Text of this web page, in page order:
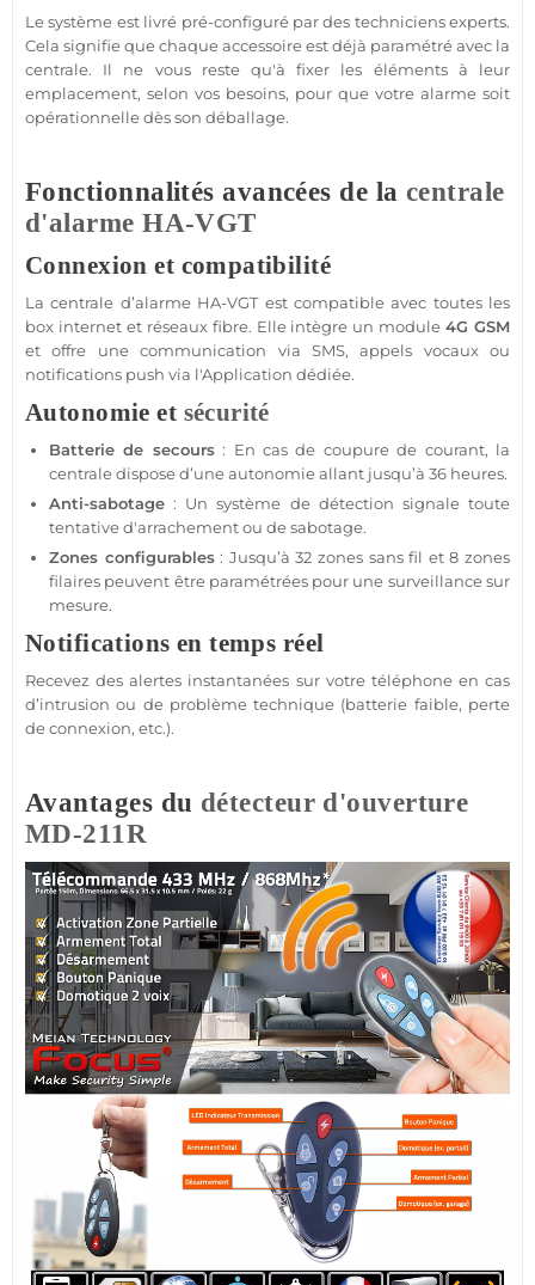
Lesystème est livré pré-configuré par des techniciens experts.
Cela signifie que chaque accessoire est déjà paramétré avec la
centrale. Il ne vous reste qu'à fixer les éléments à leur
emplacement, selon vos besoins, pour que votre alarme soit
opérationnelle dès son déballage.
Fonctionnalités avancées de lacentrale
d'alarme HA-VGT
Connexion et compatibilité
Lacentrale d’alarme HA-VGTest compatibleavec toutes les
box internet et réseaux fibre. Elle intègre un module 4G GSM
et offre une communication via SMS, appels vocaux ou
notifications push via l'Application dédiée.
Autonomie et sécurité
Batterie de secours: En cas de coupure de courant, la
centraledispose d’une autonomie allant jusqu’à 36 heures.
Anti-sabotage : Unsystème de détection signale toute
tentative d'arrachement ou de sabotage.
Zones configurables: Jusqu’à 32 zones sans fil et 8 zones
filaires peuvent être paramétrées pour une surveillancesur
mesure.
Notifications en temps réel
Recevez des alertes instantanées sur votre téléphone en cas
d’intrusion ou de problème technique (batterie faible, perte
de connexion, etc.).
Avantages du détecteur d'ouverture
MD-211R